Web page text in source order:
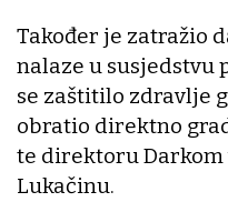
Također je zatražio
nalaze u susjedstvu
se zaštitilo zdravlje
obratio direktno
te direktoru
Lukačinu.